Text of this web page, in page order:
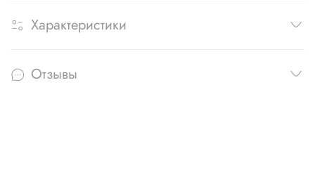
Характеристики
Отзывы